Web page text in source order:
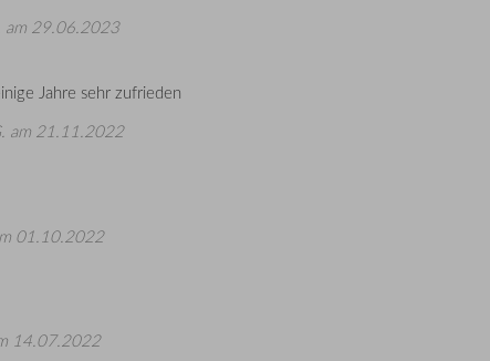
am 29.06.2023
Jahre sehr zufrieden
am 21.11.2022
01.10.2022
14.07.2022